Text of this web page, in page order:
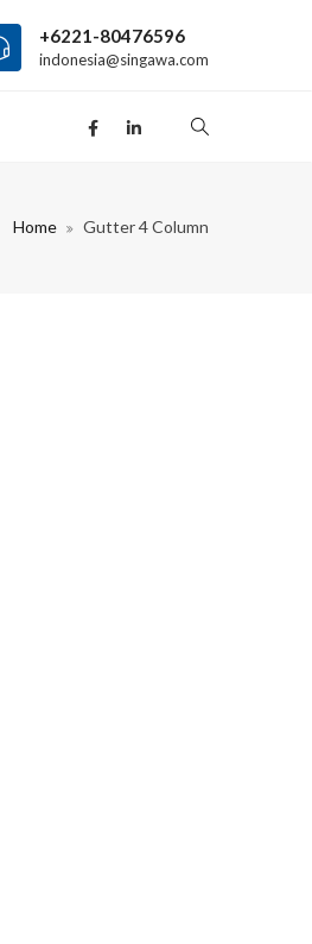
+6221-80476596
indonesia@singawa.com
Home Gutter 4 Column